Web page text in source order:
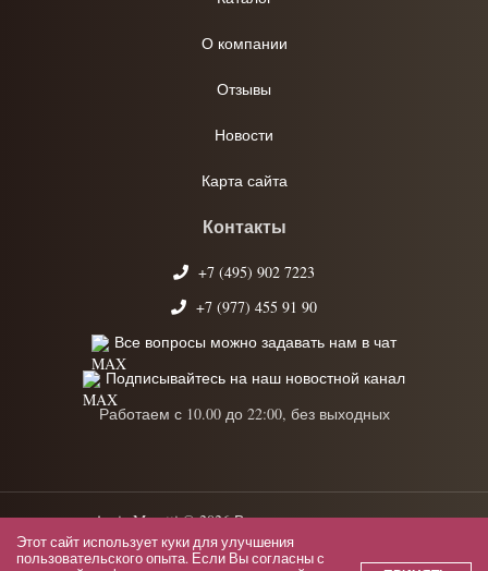
О компании
Отзывы
Новости
Карта сайта
Контакты
+7 (495) 902 7223
+7 (977) 455 91 90
Все вопросы можно задавать нам в чат
Подписывайтесь на наш новостной канал
Работаем с 10.00 до 22:00, без выходных
Anrie Moretti © 2026 Все права защищены.
Политика конфиденциальности
Этот сайт использует куки для улучшения
пользовательского опыта. Если Вы согласны с